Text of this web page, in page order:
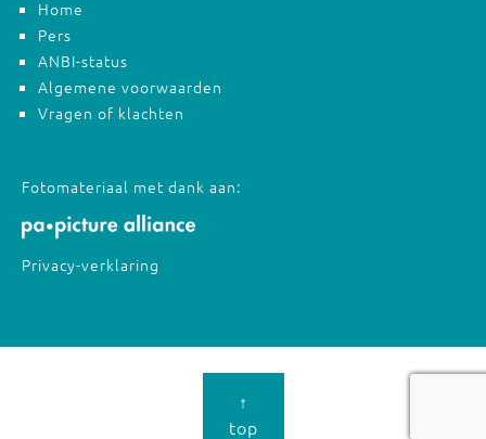
Home
Pers
ANBI-status
Algemene voorwaarden
Vragen of klachten
Fotomateriaal met dank aan:
Privacy-verklaring
↑
top